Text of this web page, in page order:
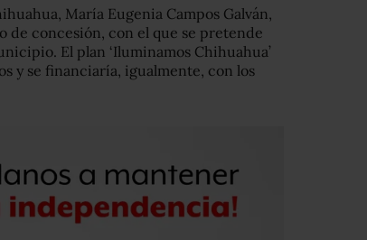
María Eugenia Campos Galván,
de concesión, con el que se pretende
El plan ‘Iluminamos Chihuahua’
y se financiaría, igualmente, con los